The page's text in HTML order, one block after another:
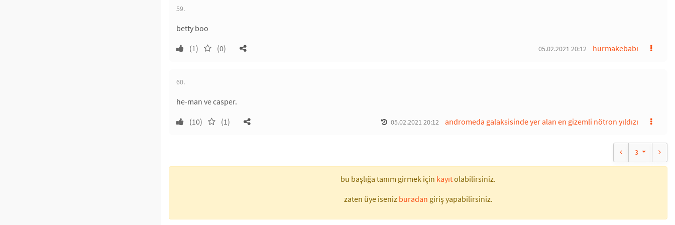
59.
betty boo
(1)
(0) hurmakebabı
05.02.2021 20:12
60.
he-man ve casper.
(10)
(1) andromeda galaksisinde yer alan en gizemli nötron yıldızı
05.02.2021 20:12
3
bu başlığa tanım girmek için kayıtolabilirsiniz.
zaten üye iseniz buradan giriş yapabilirsiniz.